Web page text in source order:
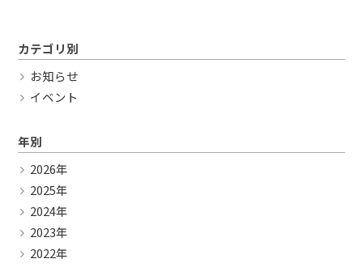
カテゴリ別
お知らせ
イベント
年別
2026年
2025年
2024年
2023年
2022年